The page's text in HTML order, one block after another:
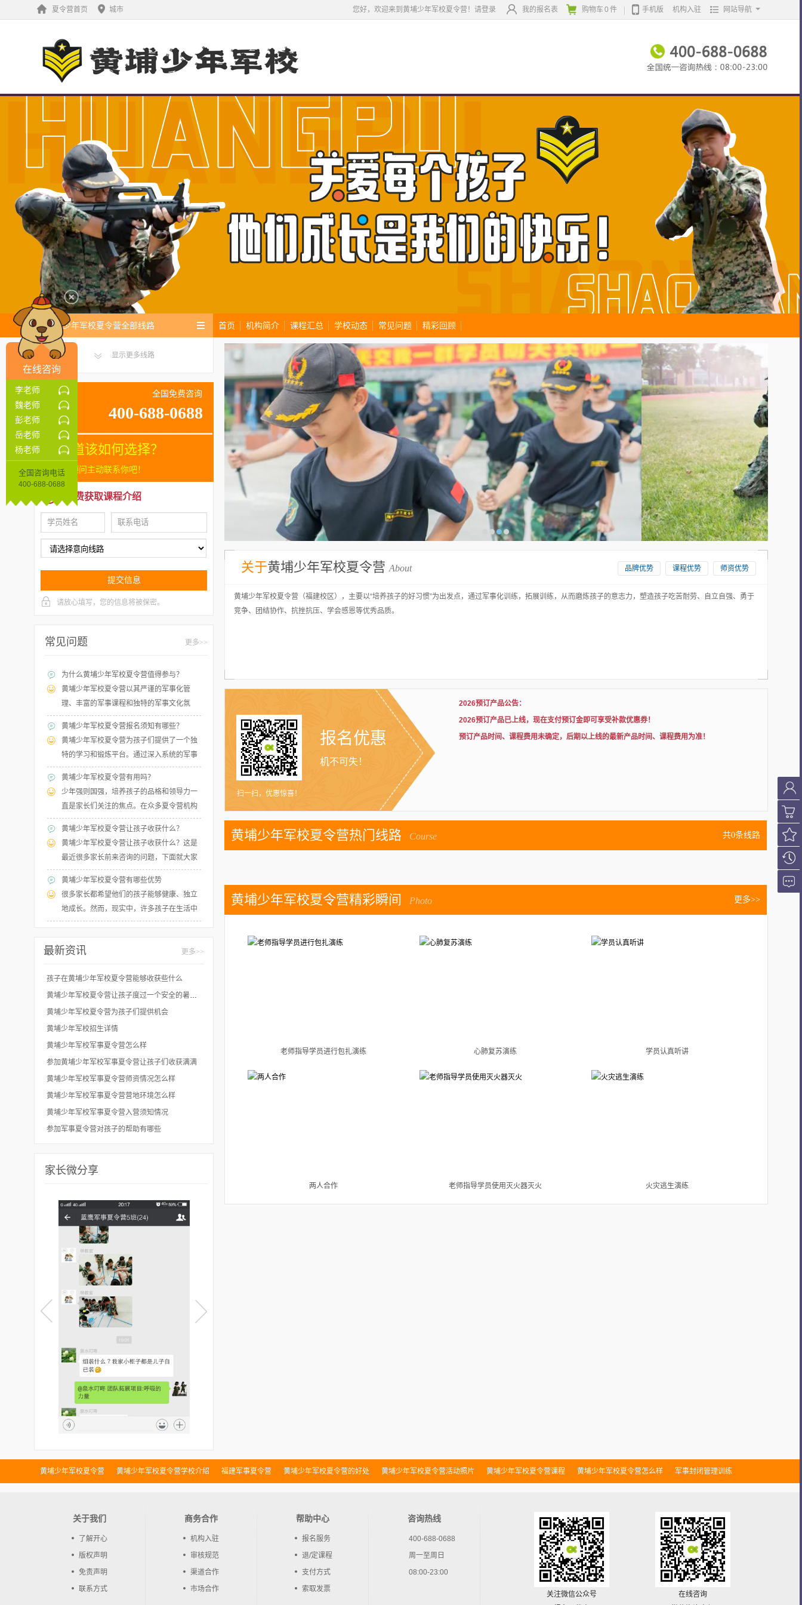
夏令营首页 城市 我的报名表 购物车0 件 手机版 机构入驻 网站导航
您好，欢迎来到黄埔少年军校夏令营！请登录
黄埔少年军校夏令营全部线路 首页 机构简介 课程汇总 学校动态 常见问题 精彩回顾
显示更多线路
全国免费咨询
400-688-0688
不知道该如何选择？
让咨询顾问主动联系你吧！
免费获取课程介绍
提交信息
请放心填写，您的信息将被保密。
常见问题 更多>>
为什么黄埔少年军校夏令营值得参与？
黄埔少年军校夏令营以其严谨的军事化管
理、丰富的军事课程和独特的军事文化氛
围，成为青少年体验军事生活、培养意志品
协作，锻炼自己的意志力和领导能力。夏令
营不仅注重孩子们的身体素质提升，更强调
品格塑造和爱国主义教育，让孩子们在军事
训练中感受到军人的荣誉与责任，为未来的
成长奠定坚实的基础。下面大家介绍了黄埔
少年军校夏令营，快来一起看看吧。
黄埔少年军校夏令营报名须知有哪些？
黄埔少年军校夏令营为孩子们提供了一个独
特的学习和锻炼平台。通过深入系统的军事
训练和专业的教官指导，孩子们将不仅提高
是不知道要提前准备什么，下面就一起来看
看黄埔少年军校夏令营报名须知有哪些吧。
黄埔少年军校夏令营有用吗？
少年强则国强，培养孩子的品格和领导力一
直是家长们关注的焦点。在众多夏令营机构
中，黄埔少年军校夏令营受到了很多家长的
动，锻炼孩子的身体素质，磨练意志心智，
培养不抛弃不放弃的坚韧品质。近期也有不
少家长前来咨询我们黄埔少年军校夏令营有
用吗？下面进行详细介绍，快来看看吧。
黄埔少年军校夏令营让孩子收获什么？
黄埔少年军校夏令营让孩子收获什么？这是
最近很多家长前来咨询的问题，下面就大家
进行简单介绍。黄埔少年军校夏令营带领孩
实快乐的假期。
黄埔少年军校夏令营有哪些优势
很多家长都希望他们的孩子能够健康、独立
地成长。然而，现实中，许多孩子在生活中
表现出过度依赖父母的特征，缺乏自己的独
校夏令营，让孩子们能够在军事训练中，通
孩子能够充分发展自己的自信心。国内军事
夏令营众多，黄埔少年军校夏令营优势有哪
些呢？
最新资讯 更多>>
孩子在黄埔少年军校夏令营能够收获些什么
黄埔少年军校夏令营让孩子度过一个安全的暑期！
黄埔少年军校夏令营为孩子们提供机会
黄埔少年军校招生详情
黄埔少年军校军事夏令营怎么样
参加黄埔少年军校军事夏令营让孩子们收获满满
黄埔少年军校军事夏令营师资情况怎么样
黄埔少年军校军事夏令营营地环境怎么样
黄埔少年军校军事夏令营入营须知情况
参加军事夏令营对孩子的帮助有哪些
家长微分享
关于黄埔少年军校夏令营 About 品牌优势 课程优势 师资优势
黄埔少年军校夏令营（福建校区），主要以“培养孩子的好习惯”为出发点，通过军事化训练，拓展训练，从而磨炼孩子的意志力，塑造孩子吃苦耐劳、自立自强、勇于
竞争、团结协作、抗挫抗压、学会感恩等优秀品质。
扫一扫，优惠惊喜！
报名优惠
机不可失！
2026预订产品公告：
2026预订产品已上线，现在支付预订金即可享受补款优惠券！
预订产品时间、课程费用未确定，后期以上线的最新产品时间、课程费用为准！
黄埔少年军校夏令营热门线路 Course 共0条线路
黄埔少年军校夏令营精彩瞬间 Photo 更多>>
老师指导学员进行包扎演练 心肺复苏演练 学员认真听讲
两人合作 老师指导学员使用灭火器灭火 火灾逃生演练
黄埔少年军校夏令营 黄埔少年军校夏令营学校介绍 福建军事夏令营 黄埔少年军校夏令营的好处 黄埔少年军校夏令营活动照片 黄埔少年军校夏令营课程 黄埔少年军校夏令营怎么样 军事封闭管理训练
关于我们
了解开心
版权声明
免责声明
联系方式
商务合作
机构入驻
审核规范
渠道合作
市场合作
帮助中心
报名服务
退/定课程
支付方式
索取发票
咨询热线
400-688-0688
周一至周日
08:00-23:00
关注微信公众号
在线咨询
会员登
录
购课车
我的收
藏
浏览历
在线咨询
李老师
魏老师
彭老师
岳老师
杨老师
全国咨询电话
400-688-0688